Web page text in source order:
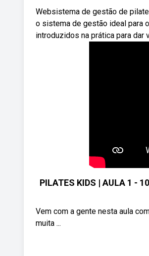
Websistema de gestão de
o sistema de gestão ideal para
introduzidos na prática para dar
PILATES KIDS | AULA 1 -
Vem com a gente nesta aula
muita ...